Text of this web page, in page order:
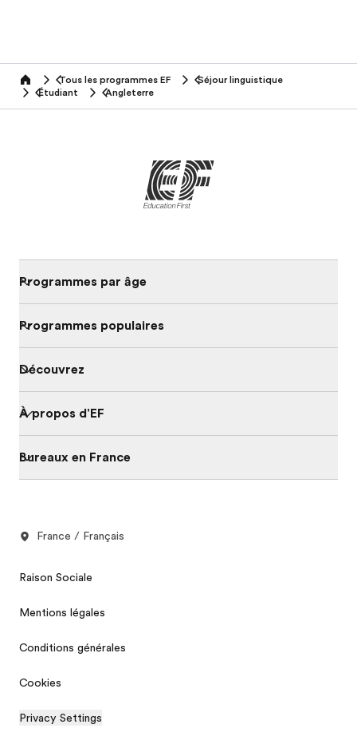
home Tous les programmes EF
Séjour linguistique
Étudiant
Angleterre
Programmes par âge
Programmes populaires
Découvrez
À propos d'EF
Bureaux en France
France / Français
Raison Sociale
Mentions légales
Conditions générales
Cookies
Privacy Settings